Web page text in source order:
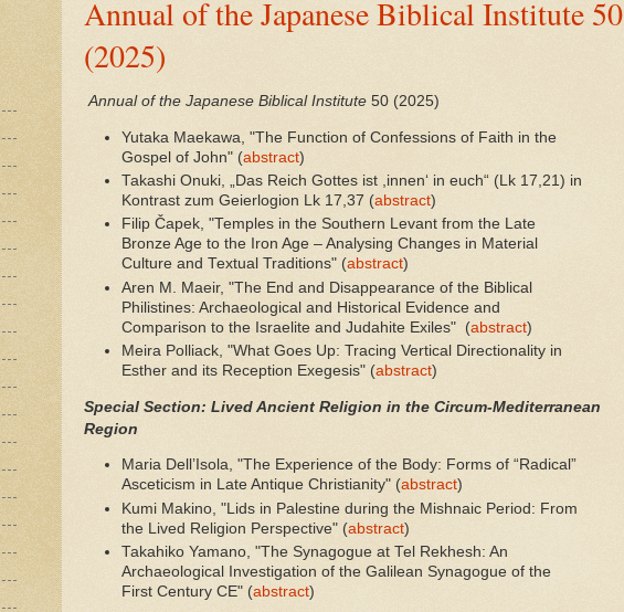
Annual of the Japanese Biblical Institute 50
(2025)
Annual of the Japanese Biblical Institute 50 (2025)
Yutaka Maekawa, "The Function of Confessions of Faith in the
Gospel of John" (abstract)
Takashi Onuki, „Das Reich Gottes ist ,innen‘ in euch“ (Lk 17,21) in
Kontrast zum Geierlogion Lk 17,37 (abstract)
Filip Čapek, "Temples in the Southern Levant from the Late
Bronze Age to the Iron Age – Analysing Changes in Material
Culture and Textual Traditions" (abstract)
Aren M. Maeir, "The End and Disappearance of the Biblical
Philistines: Archaeological and Historical Evidence and
Comparison to the Israelite and Judahite Exiles" (abstract)
Meira Polliack, "What Goes Up: Tracing Vertical Directionality in
Esther and its Reception Exegesis" (abstract)
Special Section: Lived Ancient Religion in the Circum-Mediterranean
Region
Maria Dell’Isola, "The Experience of the Body: Forms of “Radical”
Asceticism in Late Antique Christianity" (abstract)
Kumi Makino, "Lids in Palestine during the Mishnaic Period: From
the Lived Religion Perspective" (abstract)
Takahiko Yamano, "The Synagogue at Tel Rekhesh: An
Archaeological Investigation of the Galilean Synagogue of the
First Century CE" (abstract)